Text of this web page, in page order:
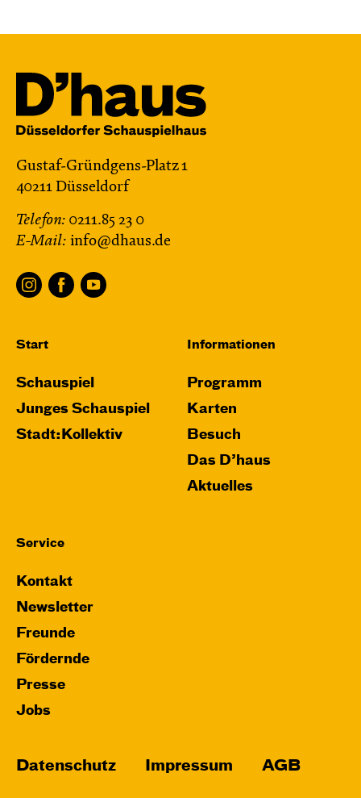
Gustaf-Gründgens-Platz 1
40211 Düsseldorf
Telefon: 0211.85 23 0
E-Mail: info@dhaus.de
Start
Schauspiel
Junges Schauspiel
Stadt:Kollektiv
Informationen
Programm
Karten
Besuch
Das D’haus
Aktuelles
Service
Kontakt
Newsletter
Freunde
Fördernde
Presse
Jobs
Datenschutz Impressum AGB